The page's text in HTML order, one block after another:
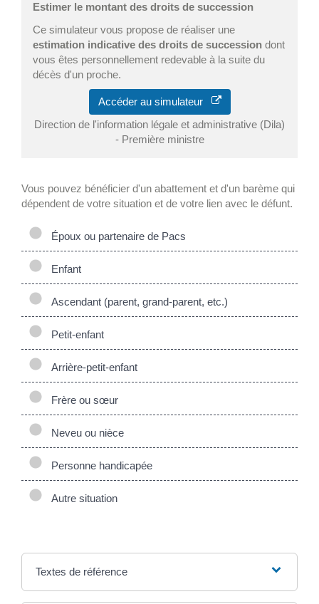
Estimer le montant des droits de succession
Ce simulateur vous propose de réaliser une
estimation indicative des droits de succession dont
vous êtes personnellement redevable à la suite du
décès d'un proche.
Accéder au simulateur
Direction de l'information légale et administrative (Dila)
- Première ministre
Vous pouvez bénéficier d'un abattement et d'un barème qui
dépendent de votre situation et de votre lien avec le défunt.
Époux ou partenaire de Pacs
Enfant
Ascendant (parent, grand-parent, etc.)
Petit-enfant
Arrière-petit-enfant
Frère ou sœur
Neveu ou nièce
Personne handicapée
Autre situation
Textes de référence